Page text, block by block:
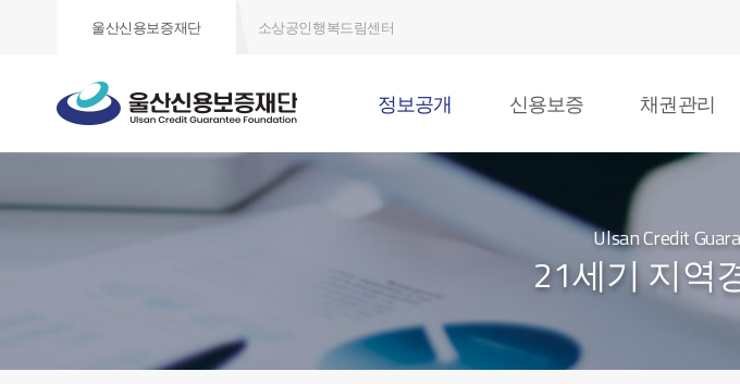
울산신용보증재단 소상공인행복드림센터
정보공개 신용보증 채권관리
Ulsan Credit
21세기 지역